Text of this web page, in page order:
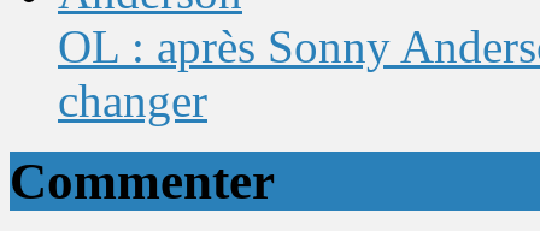
OL : après Sonny
changer
Commenter